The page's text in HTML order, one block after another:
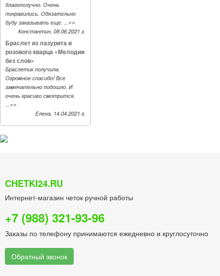
благополучно. Очень
понравились. Обязательно
буду заказывать еще. ...»»
Константин, 08.06.2021 г.
Браслет из лазурита и
розового кварца «Мелодии
без слов»
Браслетик получила.
Огромное спасибо! Все
замечательно подошло. И
очень красиво смотрится.
...»»
Елена, 14.04.2021 г.
CHETKI24.RU
Интернет-магазин четок ручной работы
+7 (988) 321-93-96
Заказы по телефону принимаются ежедневно и круглосуточно
Обратный звонок